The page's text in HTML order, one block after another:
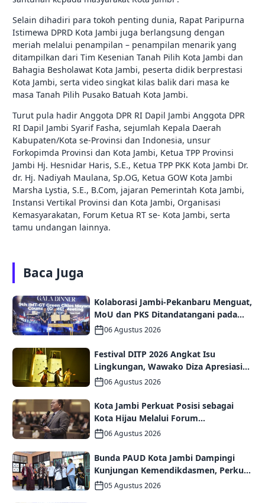
Selain dihadiri para tokoh penting dunia, Rapat Paripurna
Istimewa DPRD Kota Jambi juga berlangsung dengan
meriah melalui penampilan – penampilan menarik yang
ditampilkan dari Tim Kesenian Tanah Pilih Kota Jambi dan
Bahagia Besholawat Kota Jambi, peserta didik berprestasi
Kota Jambi, serta video singkat kilas balik dari masa ke
masa Tanah Pilih Pusako Batuah Kota Jambi.
Turut pula hadir Anggota DPR RI Dapil Jambi Anggota DPR
RI Dapil Jambi Syarif Fasha, sejumlah Kepala Daerah
Kabupaten/Kota se-Provinsi dan Indonesia, unsur
Forkopimda Provinsi dan Kota Jambi, Ketua TPP Provinsi
Jambi Hj. Hesnidar Haris, S.E., Ketua TPP PKK Kota Jambi Dr.
dr. Hj. Nadiyah Maulana, Sp.OG, Ketua GOW Kota Jambi
Marsha Lystia, S.E., B.Com, jajaran Pemerintah Kota Jambi,
Instansi Vertikal Provinsi dan Kota Jambi, Organisasi
Kemasyarakatan, Forum Ketua RT se- Kota Jambi, serta
tamu undangan lainnya.
Baca Juga
Kolaborasi Jambi-Pekanbaru Menguat,
MoU dan PKS Ditandatangani pada
Gala Dinner GCMC IMT-GT ke-9 Tahun
06 Agustus 2026
Festival DITP 2026 Angkat Isu
Lingkungan, Wawako Diza Apresiasi
Karya Seniman Jambi
06 Agustus 2026
Kota Jambi Perkuat Posisi sebagai
Kota Hijau Melalui Forum
Internasional IMT-GT GCMC 2026
06 Agustus 2026
Bunda PAUD Kota Jambi Dampingi
Kunjungan Kemendikdasmen, Perkuat
Kolaborasi Wujudkan PAUD
05 Agustus 2026